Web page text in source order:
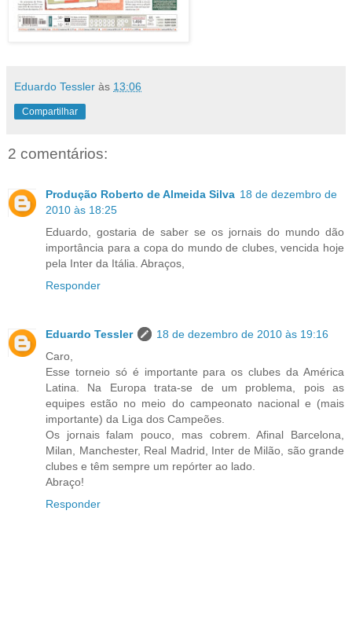
Eduardo Tessler às 13:06
Compartilhar
2 comentários:
Produção Roberto de Almeida Silva 18 de dezembro de
2010 às 18:25
Eduardo, gostaria de saber se os jornais do mundo dão
importância para a copa do mundo de clubes, vencida hoje
pela Inter da Itália. Abraços,
Responder
Eduardo Tessler
18 de dezembro de 2010 às 19:16
Caro,
Esse torneio só é importante para os clubes da América
Latina. Na Europa trata-se de um problema, pois as
equipes estão no meio do campeonato nacional e (mais
importante) da Liga dos Campeões.
Os jornais falam pouco, mas cobrem. Afinal Barcelona,
Milan, Manchester, Real Madrid, Inter de Milão, são grande
clubes e têm sempre um repórter ao lado.
Abraço!
Responder